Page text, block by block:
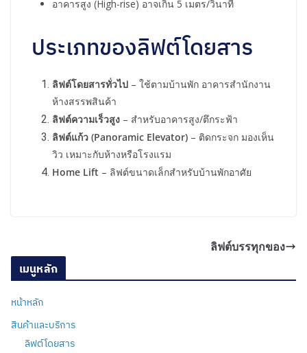
อาคารสูง (High-rise) อาจเกิน 5 เมตร/วินาที
ประเภทของลิฟต์โดยสาร
ลิฟต์โดยสารทั่วไป – ใช้ตามบ้านพัก อาคารสำนักงาน
ห้างสรรพสินค้า
ลิฟต์ความเร็วสูง – สำหรับอาคารสูง/ตึกระฟ้า
ลิฟต์แก้ว (Panoramic Elevator) – ติดกระจก มองเห็น
วิว เหมาะกับห้างหรือโรงแรม
Home Lift – ลิฟต์ขนาดเล็กสำหรับบ้านพักอาศัย
ลิฟต์บรรทุกของ
เมนูหลัก
หน้าหลัก
สินค้าและบริการ
ลิฟต์โดยสาร